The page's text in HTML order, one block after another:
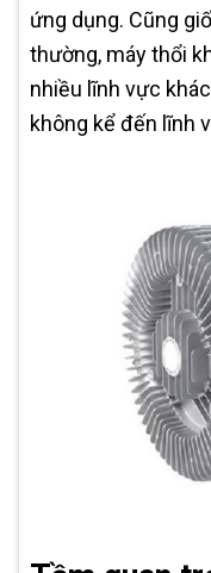
ứng dụng. Cũng
thường, máy thổi
nhiều lĩnh vực
không kể đến lĩnh